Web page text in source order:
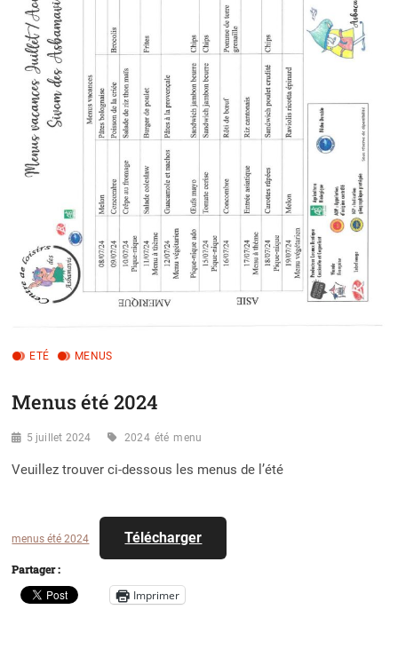
ETÉ MENUS
Menus été 2024
5 juillet 2024 2024 été menu
Veuillez trouver ci-dessous les menus de l’été
menus été 2024 Télécharger
Partager :
Imprimer